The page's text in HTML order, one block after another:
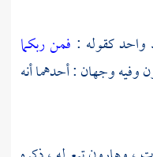
كقوله : فمن ربكما
وفيه وجهان : أحدهما أنه